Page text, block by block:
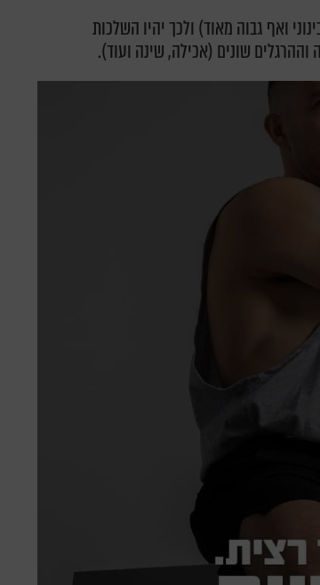
ואף גבוה מאוד) ולכך יהיו השלכות
שונים (אכילה, שינה ועוד).